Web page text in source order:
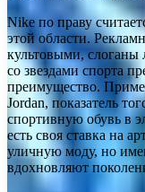
Nike по праву
этой области.
культовыми, слоганы
со звездами спорта
преимущество.
Jordan, показатель
спортивную обувь в
есть своя ставка на
уличную моду, но
вдохновляют